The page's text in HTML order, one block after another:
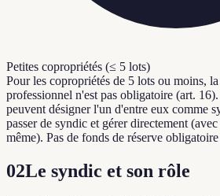
Petites copropriétés (≤ 5 lots)
Pour les copropriétés de 5 lots ou moins,
professionnel n'est pas obligatoire (art.
peuvent désigner l'un d'entre eux comme
passer de syndic et gérer directement
même). Pas de fonds de réserve
02Le syndic et son rôle